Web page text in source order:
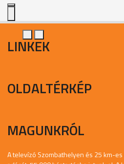
LINKEK
OLDALTÉRKÉP
MAGUNKRÓL
A televízó Szombathelyen és 25 km-